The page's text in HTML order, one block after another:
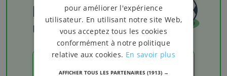
Football
Les résultats
pour améliorer l'expérience
utilisateur. En utilisant notre site Web,
vous acceptez tous les cookies
conformément à notre politique
relative aux cookies. En savoir plus
AFFICHER TOUS LES PARTENAIRES (1913) →